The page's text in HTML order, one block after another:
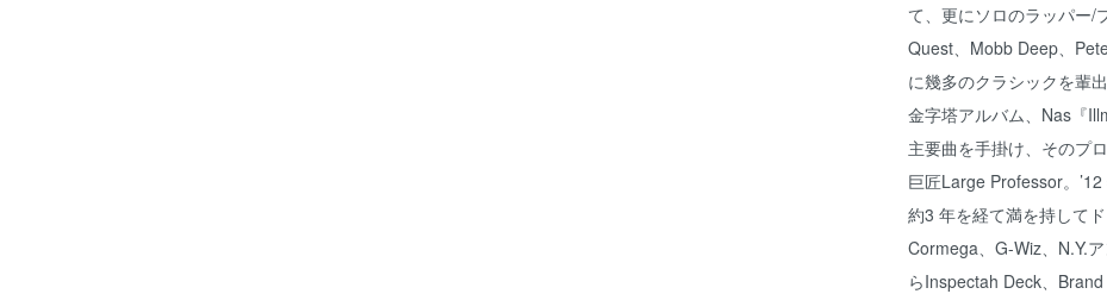
て、更にソロのラッパー/
Quest、Mobb Deep、
に幾多のクラシックを輩
金字塔アルバム、Nas『
主要曲を手掛け、そのプ
巨匠Large Professor。
約3 年を経て満を持して
Cormega、G-Wiz、N.Y.
らInspectah Deck、